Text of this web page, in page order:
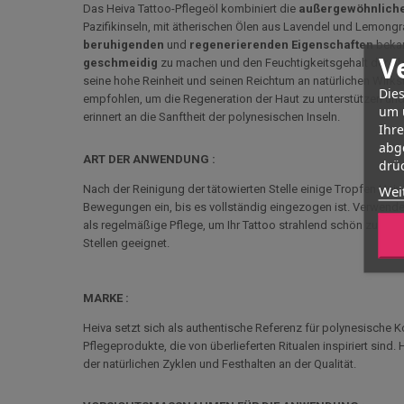
um
Das Heiva Tattoo-Pflegeöl kombiniert die
Pazifikinseln, mit ätherischen Ölen aus Lavendel und
beruhigenden und regenerierenden Eigenschaften
geschmeidig zu machen und den Feuchtigkeitsgehalt der
seine hohe Reinheit und seinen Reichtum an natürlichen
empfohlen, um die Regeneration der Haut zu unterstützen
erinnert an die Sanftheit der polynesischen Inseln.
ART DER ANWENDUNG :
Nach der Reinigung der tätowierten Stelle einige Tropfen
Bewegungen ein, bis es vollständig eingezogen ist.
als regelmäßige Pflege, um Ihr Tattoo strahlend schön zu
Stellen geeignet.
MARKE :
Heiva setzt sich als authentische Referenz für polynesische
Pflegeprodukte, die von überlieferten Ritualen inspiriert
der natürlichen Zyklen und Festhalten an der Qualität.